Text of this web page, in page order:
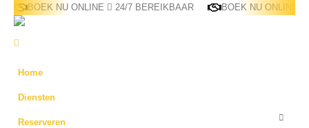
BOEK NU ONLINE 24/7 BEREIKBAAR BOEK NU ONLINE
Home
Diensten
Reserveren